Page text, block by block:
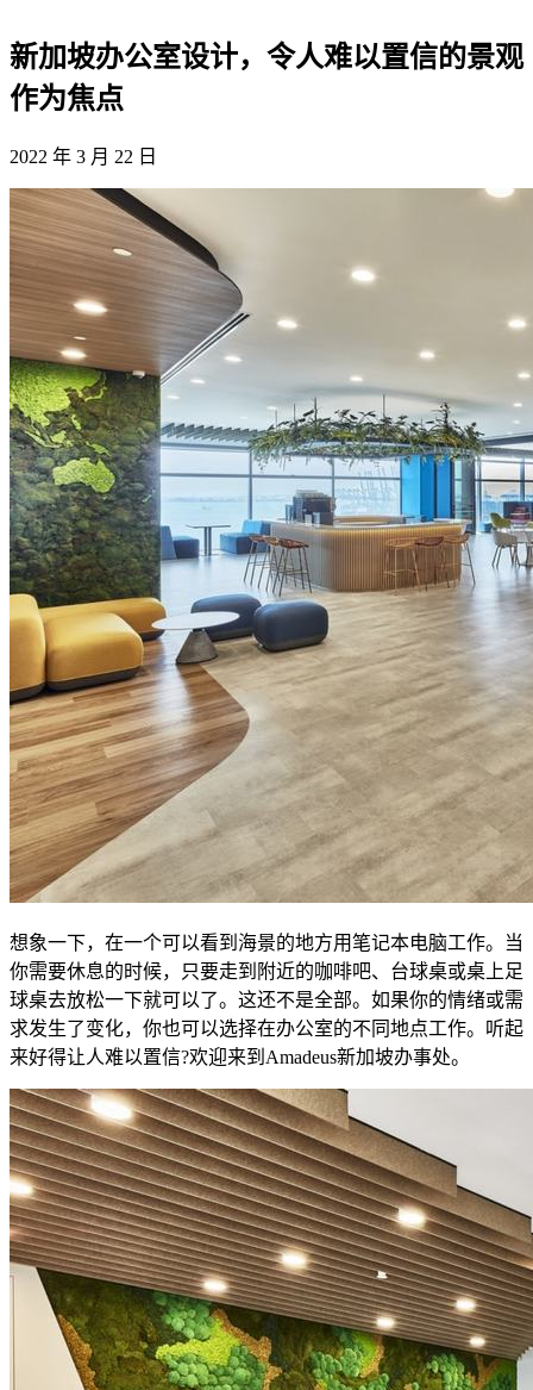
新加坡办公室设计，令人难以置信的景观
作为焦点
2022 年 3 月 22 日
想象一下，在一个可以看到海景的地方用笔记本电脑工作。当
你需要休息的时候，只要走到附近的咖啡吧、台球桌或桌上足
球桌去放松一下就可以了。这还不是全部。如果你的情绪或需
求发生了变化，你也可以选择在办公室的不同地点工作。听起
来好得让人难以置信?欢迎来到Amadeus新加坡办事处。